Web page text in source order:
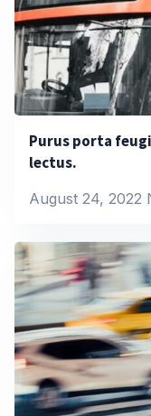
Purus porta
lectus.
August 24, 2022